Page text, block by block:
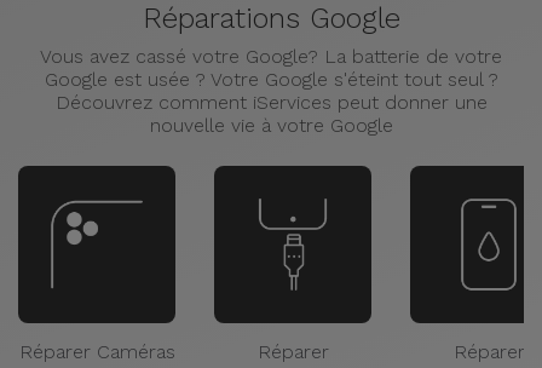
Réparations Google
Vous avez cassé votre Google? La batterie de votre
Google est usée ? Votre Google s'éteint tout seul ?
Découvrez comment iServices peut donner une
nouvelle vie à votre Google
Réparer Caméras
Réparer
Réparer